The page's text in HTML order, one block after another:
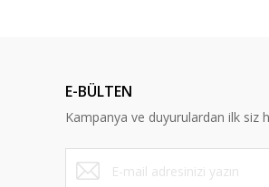
Bu ürüne benzer farklı
E-BÜLTEN
Kampanya ve duyurulardan ilk siz